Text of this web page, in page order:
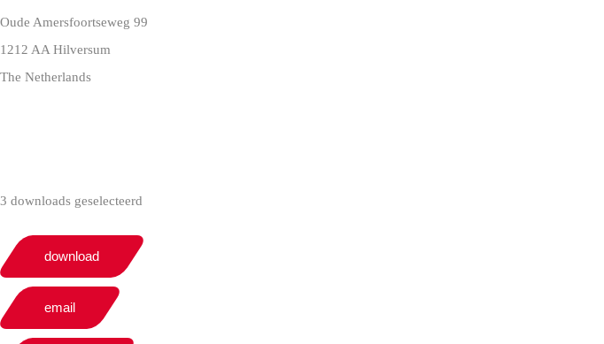
Oude Amersfoortseweg 99
1212 AA Hilversum
The Netherlands
3 downloads geselecteerd
download
email